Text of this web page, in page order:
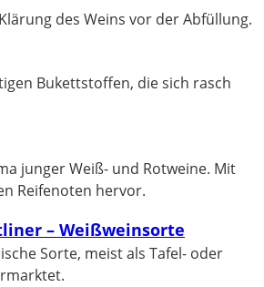
des Weins vor der Abfüllung.
Bukettstoffen, die sich rasch
junger Weiß- und Rotweine. Mit
Reifenoten hervor.
– Weißweinsorte
Sorte, meist als Tafel- oder